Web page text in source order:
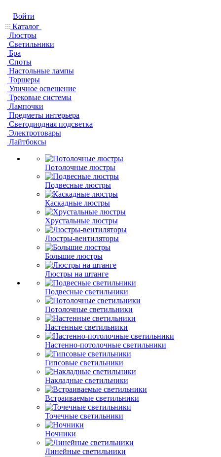
Войти
Каталог
Люстры
Светильники
Бра
Споты
Настольные лампы
Торшеры
Уличное освещение
Трековые системы
Лампочки
Предметы интерьера
Светодиодная подсветка
Электротовары
Лайтбоксы
Потолочные люстры
Подвесные люстры
Каскадные люстры
Хрустальные люстры
Люстры-вентиляторы
Большие люстры
Люстры на штанге
Подвесные светильники
Потолочные светильники
Настенные светильники
Настенно-потолочные светильники
Гипсовые светильники
Накладные светильники
Встраиваемые светильники
Точечные светильники
Ночники
Линейные светильники